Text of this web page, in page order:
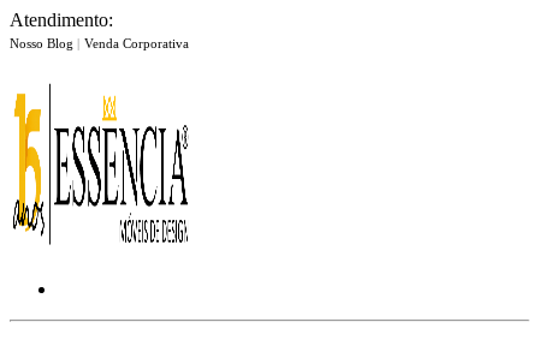
Atendimento:
Nosso Blog | Venda Corporativa